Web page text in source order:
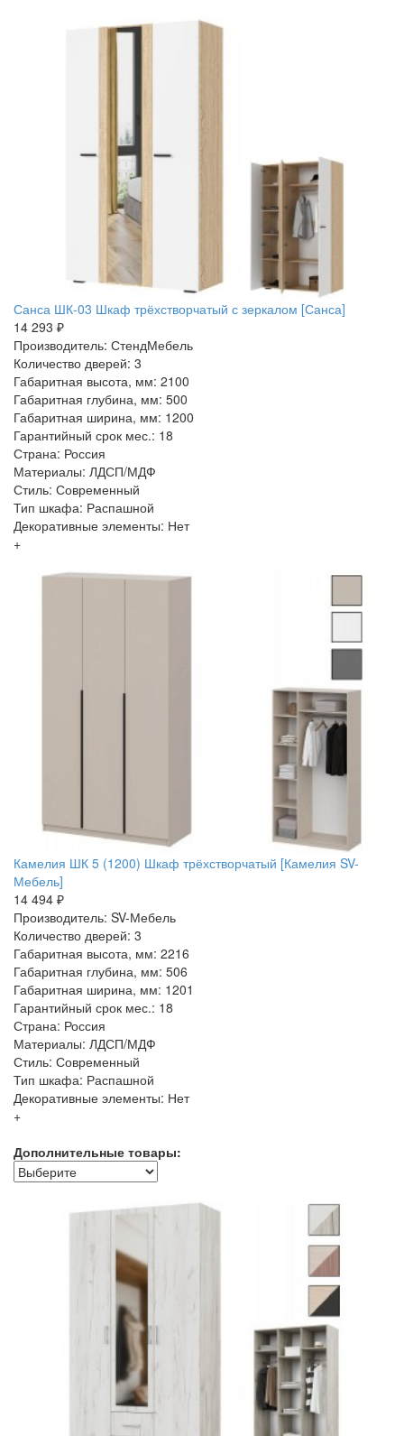
Санса ШК-03 Шкаф трёхстворчатый с зеркалом [Санса]
14 293 ₽
Производитель: СтендМебель
Количество дверей: 3
Габаритная высота, мм: 2100
Габаритная глубина, мм: 500
Габаритная ширина, мм: 1200
Гарантийный срок мес.: 18
Страна: Россия
Материалы: ЛДСП/МДФ
Стиль: Современный
Тип шкафа: Распашной
Декоративные элементы: Нет
+
Камелия ШК 5 (1200) Шкаф трёхстворчатый [Камелия SV-
Мебель]
14 494 ₽
Производитель: SV-Мебель
Количество дверей: 3
Габаритная высота, мм: 2216
Габаритная глубина, мм: 506
Габаритная ширина, мм: 1201
Гарантийный срок мес.: 18
Страна: Россия
Материалы: ЛДСП/МДФ
Стиль: Современный
Тип шкафа: Распашной
Декоративные элементы: Нет
+
Дополнительные товары: